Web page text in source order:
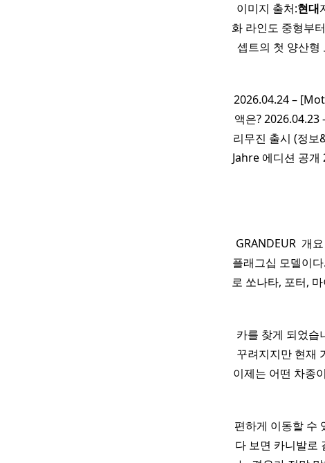
이미지 출처:현대
화 라인도 중형부
셉트의 첫 양산형
2026.04.24 –
액은?
리무진 출시 (정
Jahre 에디션 공
GRANDEUR ​ 개요 ​
플래그십 모델이
로 쏘나타, 포터,
카를 찾게 되었습
꾸려지지만 현재
이제는 어떤 차종
편하게 이동할 수
다 보면 카니발로